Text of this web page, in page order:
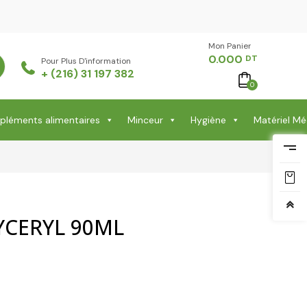
Pour Plus D'information
+ (216) 31 197 382
Mon Panier -
0.000 DT
0
alimentaires Minceur Hygiène Matériel
90ML